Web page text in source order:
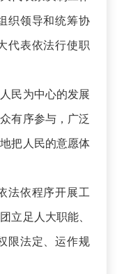
织领导和统筹协
代表依法行使职
民为中心的发展
有序参与，广泛
把人民的意愿体
依程序开展工
立足人大职能、
限法定、运作规